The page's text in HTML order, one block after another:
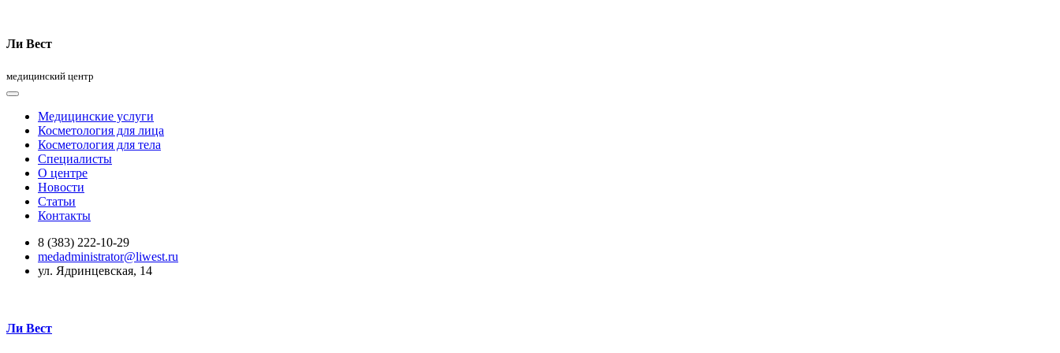
Ли Вест
медицинский центр
Медицинские услуги
Косметология для лица
Косметология для тела
Специалисты
О центре
Новости
Статьи
Контакты
8 (383) 222-10-29
medadministrator@liwest.ru
ул. Ядринцевская, 14
Ли Вест